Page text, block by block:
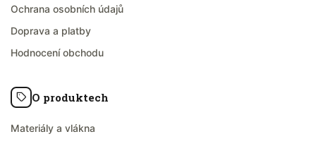
Ochrana osobních údajů
Doprava a platby
Hodnocení obchodu
O produktech
Materiály a vlákna